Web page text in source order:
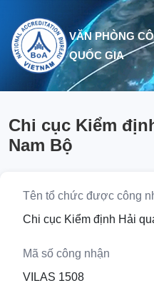
VĂN PHÒNG
QUỐC GIA
Chi cục Kiểm
Nam Bộ
Tên tổ chức được công
Chi cục Kiểm định Hải
Mã số công nhận
VILAS 1508